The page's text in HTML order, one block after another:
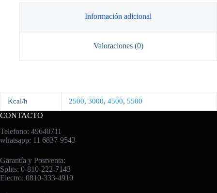
Información adicional
Valoraciones (0)
Kcal/h 2500, 3000, 4500, 5500
CONTACTO
Telefono: 49640711
whatsapp: 11 6837-9543
Garantía y Postventa:
Splits: 0-810-222-7143
Electro: 0810-333-4910